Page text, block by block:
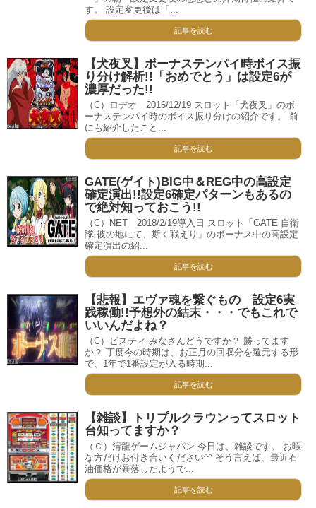
す。 設定変更後は「...
記事を読む
【犬夜叉】ボーナステンパイ時ボイス振
り分け解析!!「おめでとう」は設定6が
濃厚だった!!
（C）ロデオ 2016/12/19 スロット「犬夜叉」のボ
ーナステンパイ時のボイス振り分けの紹介です。 前
にも紹介したこと...
記事を読む
GATE(ゲイト)BIG中＆REG中の高設定
確定演出!!設定6確定パターンもあるの
で絶対知っておこう!!
（C）NET 2018/2/19導入日 スロット「GATE 自衛
隊 彼の地にて、斯く戦えり」のボーナス中の高設定
確定演出の紹...
記事を読む
【悲報】エヴァ魂を繋ぐもの 設定6実
践稼働!!予想外の結末・・・でもこれで
いいんだよね？
（C）ビスティ みなさんどうですか？ 勝ってます
か？ 丁度今の時期は、お正月の回収分を還元する形
で、1年で1番設定が入る時期...
記事を読む
【雑談】トリプルクラウンってスロット
台知ってますか？
（Ｃ）清龍ゲームジャパン 今日は、雑談です。 お暇
な方だけお付き合いください^^ そう言えば、最近石
油価格が暴落したようで...
記事を読む